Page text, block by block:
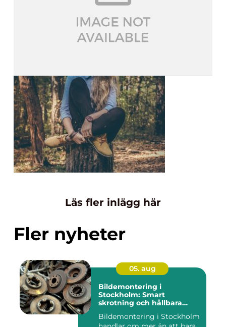
Läs fler inlägg här
Fler nyheter
05. aug
Bildemontering i
Stockholm: Smart
skrotning och hållbara
Bildemontering i Stockholm